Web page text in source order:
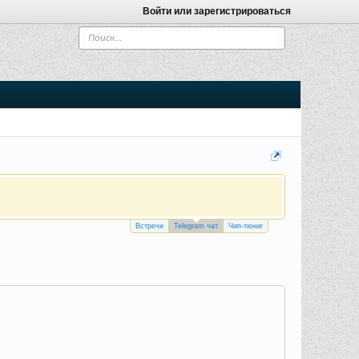
Войти или зарегистрироваться
Встречи Telegram чат Чип-тюниг